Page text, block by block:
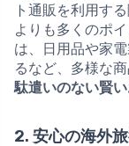
ト通販を利用す
よりも多くのポ
は、日用品や家
るなど、多様な
駄遣いのない賢
2. 安心の海外